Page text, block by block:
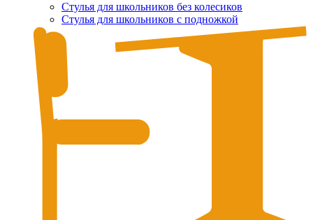
Стулья для школьников без колесиков
Стулья для школьников с подножкой